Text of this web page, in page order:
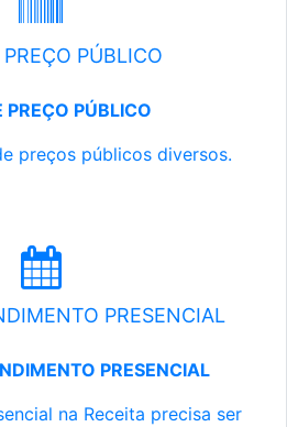
PÚBLICO
PREÇO PÚBLICO
preços públicos diversos.
PRESENCIAL
PRESENCIAL
na Receita precisa ser